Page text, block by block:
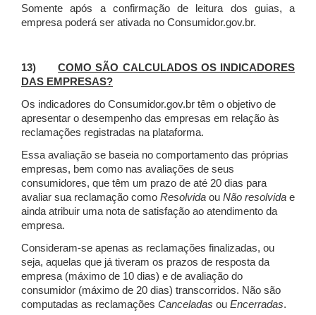
Somente após a confirmação de leitura dos guias, a
empresa poderá ser ativada no Consumidor.gov.br.
13)COMO SÃO CALCULADOS OS INDICADORES
DAS EMPRESAS?
Os indicadores do Consumidor.gov.br têm o objetivo de
apresentar o desempenho das empresas em relação às
reclamações registradas na plataforma.
Essa avaliação se baseia no comportamento das próprias
empresas, bem como nas avaliações de seus
consumidores, que têm um prazo de até 20 dias para
avaliar sua reclamação como Resolvida ou Não resolvida e
ainda atribuir uma nota de satisfação ao atendimento da
empresa.
Consideram-se apenas as reclamações finalizadas, ou
seja, aquelas que já tiveram os prazos de resposta da
empresa (máximo de 10 dias) e de avaliação do
consumidor (máximo de 20 dias) transcorridos. Não são
computadas as reclamações Canceladas ou Encerradas.